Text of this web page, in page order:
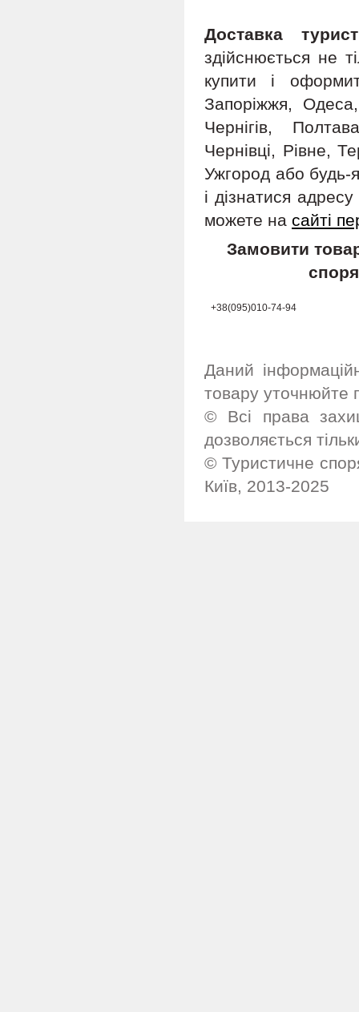
Доставка
здійснюється не
купити і
Запоріжжя,
Чернігів,
Чернівці, Рівне,
Ужгород або будь-
і дізнатися
можете на сайті
Замовити
+38(095)010-74-94
Даний
товару уточнюйте
© Всі права
дозволяється
© Туристичне
Київ, 2013-2025